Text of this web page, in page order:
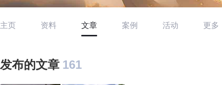
主页 资料 文章 案例 活动 更多
发布的文章 161